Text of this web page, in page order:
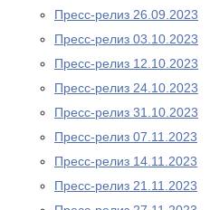
Пресс-релиз 26.09.2023
Пресс-релиз 03.10.2023
Пресс-релиз 12.10.2023
Пресс-релиз 24.10.2023
Пресс-релиз 31.10.2023
Пресс-релиз 07.11.2023
Пресс-релиз 14.11.2023
Пресс-релиз 21.11.2023